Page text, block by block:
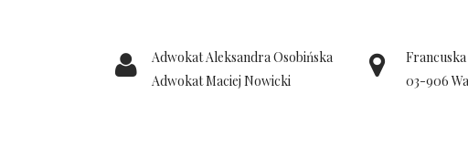
Adwokat Aleksandra Osobińska
Adwokat Maciej Nowicki
Francuska
03-906